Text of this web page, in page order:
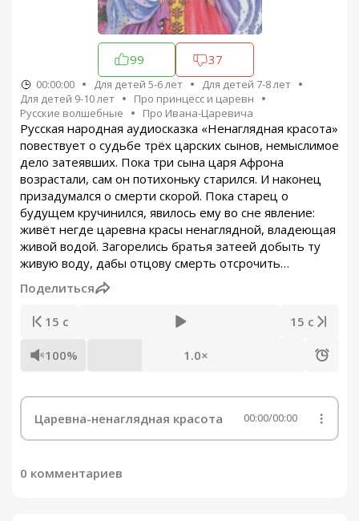
99 37
00:00:00 Для детей 5-6 лет
Для детей 7-8 лет
Для детей 9-10 лет
Про принцесс и царевн
Русские волшебные
Про Ивана-Царевича
Русская народная аудиосказка «Ненаглядная красота»
повествует о судьбе трёх царских сынов, немыслимое
дело затеявших. Пока три сына царя Афрона
возрастали, сам он потихоньку старился. И наконец
призадумался о смерти скорой. Пока старец о
будущем кручинился, явилось ему во сне явление:
живёт негде царевна красы ненаглядной, владеющая
живой водой. Загорелись братья затеей добыть ту
живую воду, дабы отцову смерть отсрочить…
Поделиться
15 с 15 с
100% 1.0×
Царевна-ненаглядная красота 00:00/00:00
0 комментариев